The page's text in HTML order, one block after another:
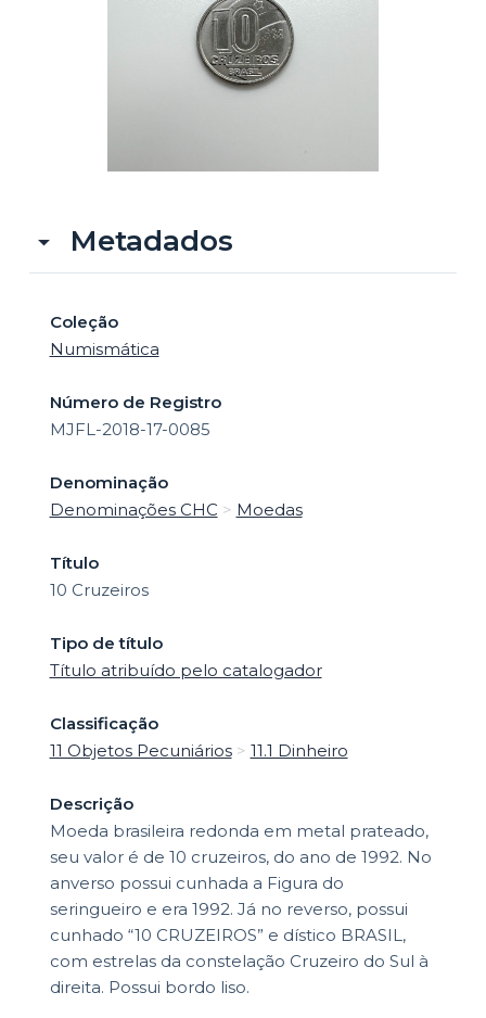
Metadados
Coleção
Numismática
Número de Registro
MJFL-2018-17-0085
Denominação
Denominações CHC > Moedas
Título
10 Cruzeiros
Tipo de título
Título atribuído pelo catalogador
Classificação
11 Objetos Pecuniários> 11.1 Dinheiro
Descrição
Moeda brasileira redonda em metal prateado,
seu valor é de 10 cruzeiros, do ano de 1992. No
anverso possui cunhada a Figura do
seringueiro e era 1992. Já no reverso, possui
cunhado “10 CRUZEIROS” e dístico BRASIL,
com estrelas da constelação Cruzeiro do Sul à
direita. Possui bordo liso.